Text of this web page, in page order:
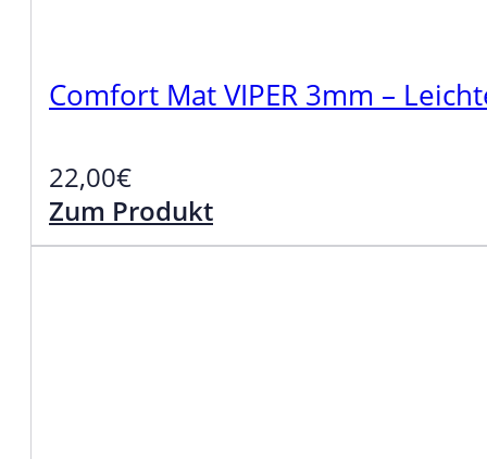
Comfort Mat VIPER 3mm –
22,00€
Zum Produkt